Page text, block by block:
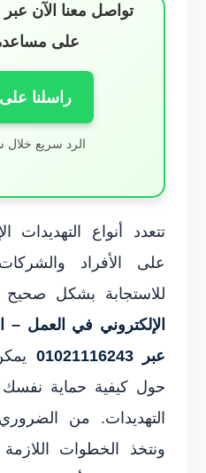
تواصل معنا الآن
على
راسلنا
الرد سريع
تتعدد أنواع التهديدات
على الأفراد
للاستجابة بشكل صحيح
الإلكتروني في
عبر 01021116243
حول كيفية حماية
التهديدات. من
ونتخذ الخطوات